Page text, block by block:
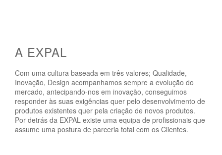
A EXPAL
Com uma cultura baseada em três valores; Qualidade,
Inovação, Design acompanhamos sempre a evolução do
mercado, antecipando-nos em inovação, conseguimos
responder às suas exigências quer pelo desenvolvimento de
produtos existentes quer pela criação de novos produtos.
Por detrás da EXPAL existe uma equipa de profissionais que
assume uma postura de parceria total com os Clientes.